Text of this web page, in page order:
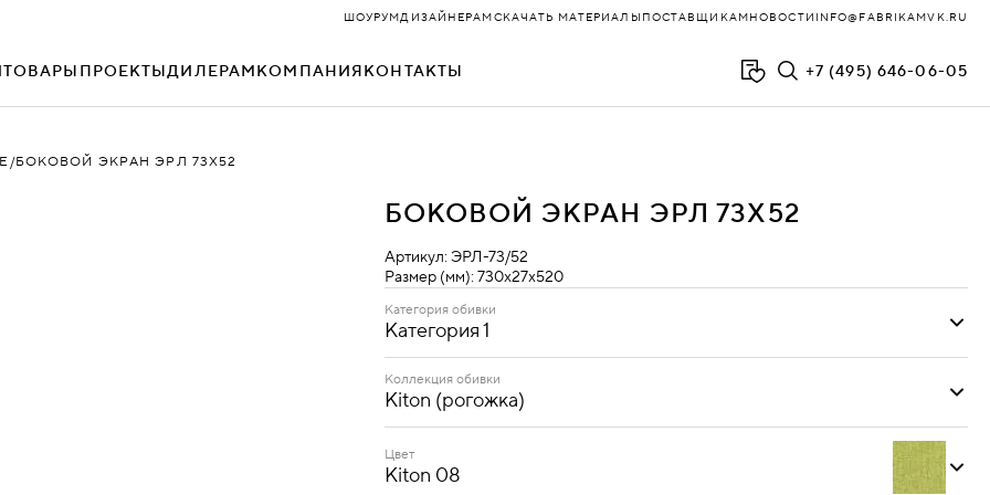
ШОУРУМДИЗАЙНЕРАМСКАЧАТЬ МАТЕРИАЛЫ ПОСТАВЩИКАМНОВОСТИ INFO@FABRIKAMVK.RU
ДОМИНО
ОКСФОРД
ОРИГАМИ
ОФИС
ПРЕМЬЕР
РАЙТ
РУУМ
ХОЛЛ
ЭВОЛЮШН
ТОВАРЫ ПРОЕКТЫДИЛЕРАМКОМПАНИЯКОНТАКТЫ +7 (495) 646-06-05
БОКОВОЙ ЭКРАН ЭРЛ 73Х52
БОКОВОЙ ЭКРАН ЭРЛ 73Х52
Артикул: ЭРЛ-73/52
Размер (мм): 730х27х520
Категория обивки
Категория 1
Коллекция обивки
Kiton (рогожка)
Цвет
Kiton 08